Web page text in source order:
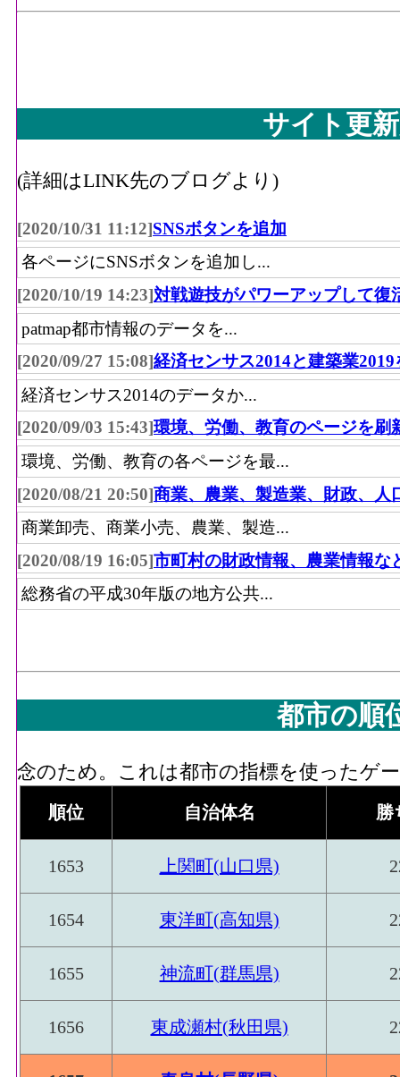
サイト更
(詳細はLINK先のブログより)
[2020/10/31 11:12]SNSボタンを追加
各ページにSNSボタンを追加し...
[2020/10/19 14:23]対戦遊技がパワーアップして復
patmap都市情報のデータを...
[2020/09/27 15:08]経済センサス2014と建築業2019
経済センサス2014のデータか...
[2020/09/03 15:43]環境、労働、教育のページを刷
環境、労働、教育の各ページを最...
[2020/08/21 20:50]商業、農業、製造業、財政、人
商業卸売、商業小売、農業、製造...
[2020/08/19 16:05]市町村の財政情報、農業情報な
総務省の平成30年版の地方公共...
都市の順
念のため。これは都市の指標を使ったゲ
順位 自治体名 勝
1653 上関町(山口県)
1654 東洋町(高知県)
1655 神流町(群馬県)
1656 東成瀬村(秋田県)